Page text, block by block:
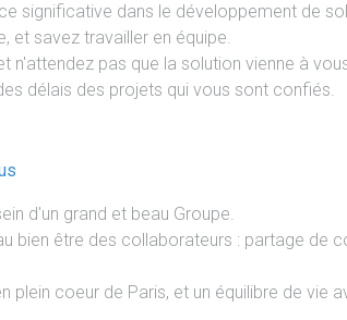
significative dans le développement de
et savez travailler en équipe.
n'attendez pas que la solution vienne à
délais des projets qui vous sont confiés.
d'un grand et beau Groupe.
bien être des collaborateurs : partage de
plein coeur de Paris, et un équilibre de vie